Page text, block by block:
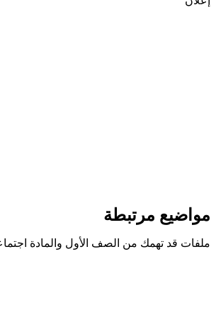
مواضيع مرتبطة
ملفات قد تهمك من الصف الأول والمادة